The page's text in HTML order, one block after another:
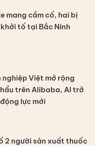
mang cầm cố, hai bị
tố tại Bắc Ninh
nghiệp Việt mở rộng
trên Alibaba, AI trở
lực mới
2 người sản xuất thuốc